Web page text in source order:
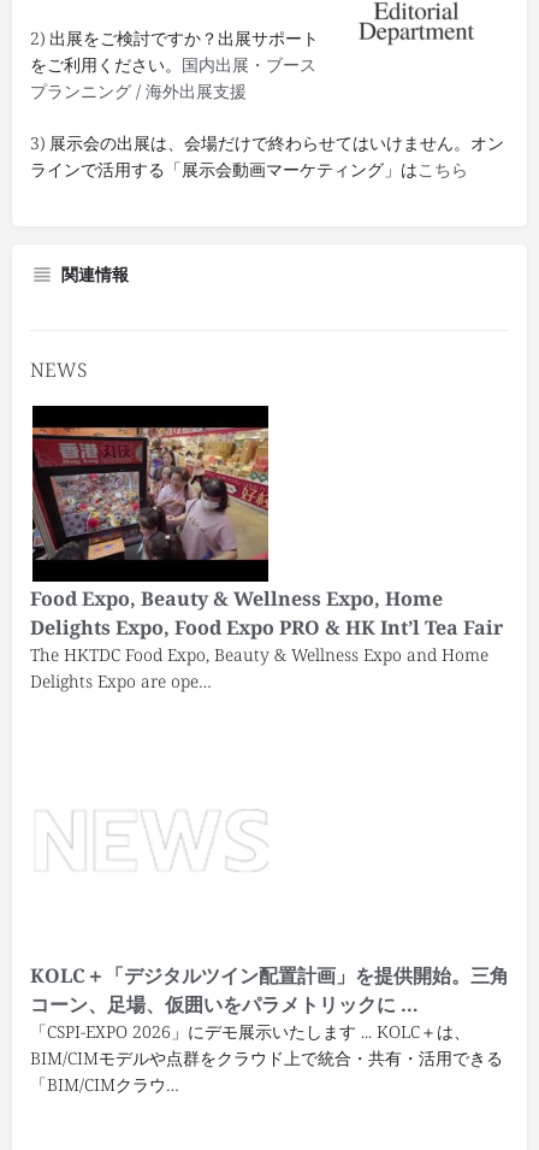
2) 出展をご検討ですか？出展サポート
をご利用ください。 国内出展・ブース
プランニング / 海外出展支援
3) 展示会の出展は、会場だけで終わらせてはいけません。オン
ラインで活用する「展示会動画マーケティング」はこちら
関連情報
NEWS
Food Expo, Beauty & Wellness Expo, Home
Delights Expo, Food Expo PRO & HK Int’l Tea Fair
The HKTDC Food Expo, Beauty & Wellness Expo and Home
Delights Expo are ope…
KOLC＋「デジタルツイン配置計画」を提供開始。三角
コーン、足場、仮囲いをパラメトリックに …
「CSPI-EXPO 2026」にデモ展示いたします ... KOLC＋は、
BIM/CIMモデルや点群をクラウド上で統合・共有・活用できる
「BIM/CIMクラウ…